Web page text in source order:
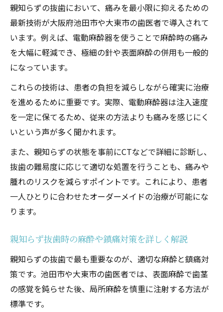
親知らずの抜歯において、痛みを最小限に抑えるための
最新技術が大阪府池田市や大東市の歯医者で導入されて
います。例えば、電動麻酔器を使うことで麻酔時の痛み
を大幅に軽減でき、極細の針や表面麻酔の併用も一般的
になっています。
これらの技術は、患者の負担を減らしながら確実に治療
を進めるために重要です。実際、電動麻酔器は注入速度
を一定に保てるため、従来の方法よりも痛みを感じにく
いという声が多く聞かれます。
また、親知らずの状態を事前にCTなどで詳細に診断し、
抜歯の難易度に応じて適切な処置を行うことも、痛みや
腫れのリスクを減らすポイントです。これにより、患者
一人ひとりに合わせたオーダーメイドの治療が可能にな
ります。
親知らず抜歯時の麻酔や鎮痛対策を詳しく解説
親知らずの抜歯で最も重要なのが、適切な麻酔と鎮痛対
策です。池田市や大東市の歯医者では、表面麻酔で歯茎
の感覚を鈍らせた後、局所麻酔を慎重に注射する方法が
標準です。